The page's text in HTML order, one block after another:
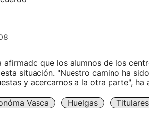
afirmado que los alumnos de los
situación. "Nuestro camino ha
y acercarnos a la otra parte", ha
Vasca Huelgas